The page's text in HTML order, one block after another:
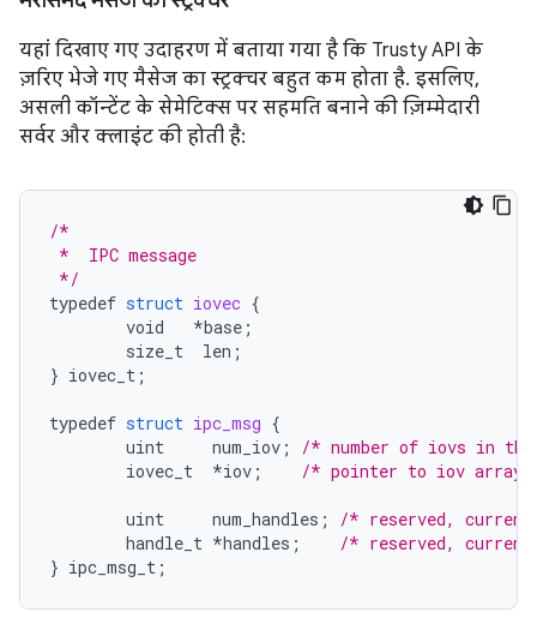
यहां दिखाए गए उदाहरण में बताया गया है कि Trusty API के
ज़रिए भेजे गए मैसेज का स्ट्रक्चर बहुत कम होता है. इसलिए,
असली कॉन्टेंट के सेमेटिक्स पर सहमति बनाने की ज़िम्मेदारी
सर्वर और क्लाइंट की होती है:
/*
*  IPC message
*/
typedef struct iovec {
void
*base ;
size_t
len ;
} iovec_t ;
typedef struct ipc_msg {
uint
num_iov ;
/* number of iovs in
iovec_t
*iov ; /* pointer to iov array
uint num_handles ;
/* reserved,
handle_t *handles ;
/* reserved,
} ipc_msg_t ;